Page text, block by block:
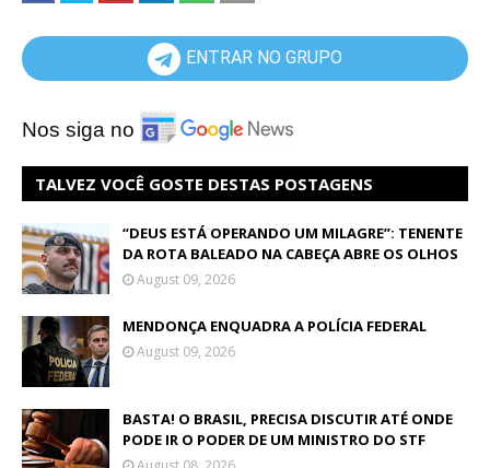
ENTRAR NO GRUPO
Nos siga no
TALVEZ VOCÊ GOSTE DESTAS POSTAGENS
“DEUS ESTÁ OPERANDO UM MILAGRE”: TENENTE
DA ROTA BALEADO NA CABEÇA ABRE OS OLHOS
August 09, 2026
MENDONÇA ENQUADRA A POLÍCIA FEDERAL
August 09, 2026
BASTA! O BRASIL, PRECISA DISCUTIR ATÉ ONDE
PODE IR O PODER DE UM MINISTRO DO STF